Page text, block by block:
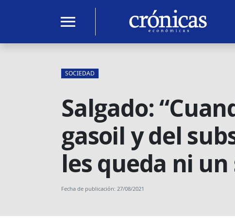
menu
SOCIEDAD
Salgado:
gasoil y del
les queda ni
Fecha de publicación: 27/08/2021